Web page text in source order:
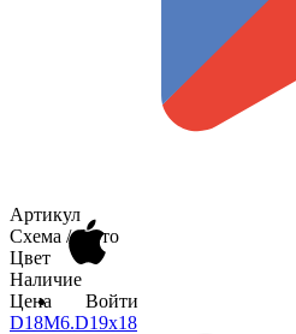
Войти
Артикул
Схема / Фото
Цвет
Наличие
Цена
D18M6.D19x18